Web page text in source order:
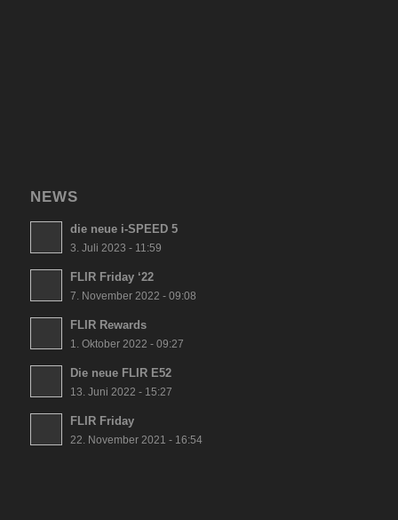
NEWS
die neue i-SPEED 5
3. Juli 2023 - 11:59
FLIR Friday ‘22
7. November 2022 - 09:08
FLIR Rewards
1. Oktober 2022 - 09:27
Die neue FLIR E52
13. Juni 2022 - 15:27
FLIR Friday
22. November 2021 - 16:54